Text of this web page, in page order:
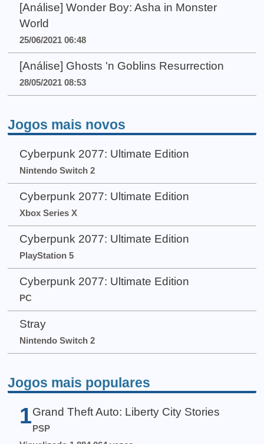
[Análise] Wonder Boy: Asha in Monster
World
25/06/2021 06:48
[Análise] Ghosts 'n Goblins Resurrection
28/05/2021 08:53
Jogos mais novos
Cyberpunk 2077: Ultimate Edition
Nintendo Switch 2
Cyberpunk 2077: Ultimate Edition
Xbox Series X
Cyberpunk 2077: Ultimate Edition
PlayStation 5
Cyberpunk 2077: Ultimate Edition
PC
Stray
Nintendo Switch 2
Jogos mais populares
1 Grand Theft Auto: Liberty City Stories
PSP